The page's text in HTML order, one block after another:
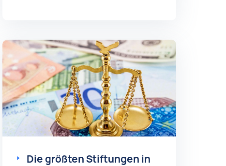
Die größten Stiftungen in